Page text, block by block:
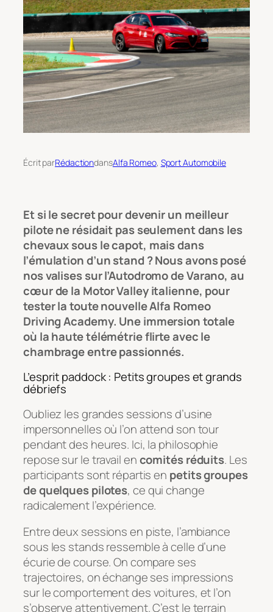
Écrit parRédactiondansAlfa Romeo, Sport Automobile
Et si le secret pour devenir un meilleur
pilote ne résidait pas seulement dans les
chevaux sous le capot, mais dans
l’émulation d’un stand ? Nous avons posé
nos valises sur l’Autodromo de Varano, au
cœur de la Motor Valley italienne, pour
tester la toute nouvelle Alfa Romeo
Driving Academy. Une immersion totale
où la haute télémétrie flirte avec le
chambrage entre passionnés.
L’esprit paddock : Petits groupes et grands
débriefs
Oubliez les grandes sessions d’usine
impersonnelles où l’on attend son tour
pendant des heures. Ici, la philosophie
repose sur le travail encomités réduits. Les
participants sont répartis en petits groupes
de quelques pilotes, ce qui change
radicalement l’expérience.
Entre deux sessions en piste, l’ambiance
sous les stands ressemble à celle d’une
écurie de course. On compare ses
trajectoires, on échange ses impressions
sur le comportement des voitures, et l’on
s’observe attentivement. C’est le terrain